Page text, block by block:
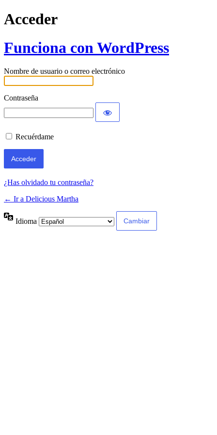
Acceder
Funciona con WordPress
Nombre de usuario o correo electrónico
Contraseña
Recuérdame
¿Has olvidado tu contraseña?
← Ir a Delicious Martha
Idioma